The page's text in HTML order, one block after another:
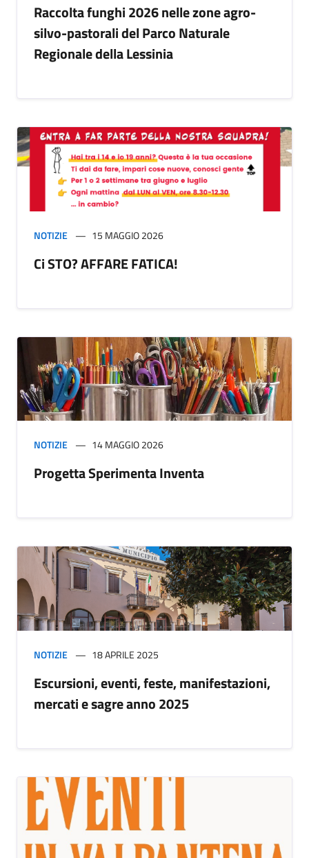
Raccolta funghi 2026 nelle zone agro-
silvo-pastorali del Parco Naturale
Regionale della Lessinia
NOTIZIE 15 MAGGIO 2026
Ci STO? AFFARE FATICA!
NOTIZIE 14 MAGGIO 2026
Progetta Sperimenta Inventa
NOTIZIE 18 APRILE 2025
Escursioni, eventi, feste, manifestazioni,
mercati e sagre anno 2025